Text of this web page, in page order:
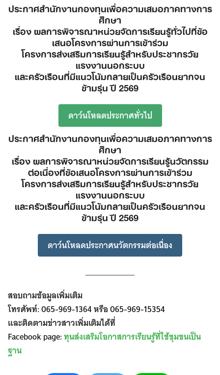
ประกาศสำนักงานกองทุนเพื่อความเสมอภาคทางการ
ศึกษา
เรื่อง ผลการพิจารณาหน่วยจัดการเรียนรู้ทั่วไปที่ข้อ
เสนอโครงการผ่านการเข้าร่วม
โครงการส่งเสริมการเรียนรู้สำหรับประชากรวัย
แรงงานนอกระบบ
และครัวเรือนที่มีแนวโน้มกลายเป็นครัวเรือนยากจน
ข้ามรุ่น ปี 2569
ดาว์นโหลดประกาศทั่วไป
ประกาศสำนักงานกองทุนเพื่อความเสมอภาคทางการ
ศึกษา
เรื่อง ผลการพิจารณาหน่วยจัดการเรียนรู้นวัตกรรม
ต่อเนื่องที่ข้อเสนอโครงการผ่านการเข้าร่วม
โครงการส่งเสริมการเรียนรู้สำหรับประชากรวัย
แรงงานนอกระบบ
และครัวเรือนที่มีแนวโน้มกลายเป็นครัวเรือนยากจน
ข้ามรุ่น ปี2569
ดาว์นโหลดประกาศนวัตกรรมต่อเนื่อง
สอบถามข้อมูลเพิ่มเติม
โทรศัพท์: 065-969-1364 หรือ 065-969-15354
และติดตามข่าวสาวเพิ่มเติมได้ที่
Facebook page:ทุนส่งเสริมโอกาสการเรียนรู้ที่ใช้ชุมชนเป็น
ฐาน